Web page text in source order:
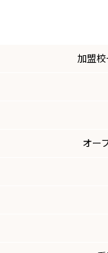
加盟校
オー